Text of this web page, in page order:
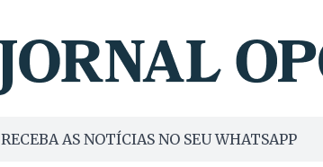
RECEBA AS NOTÍCIAS NO SEU WHATSAPP